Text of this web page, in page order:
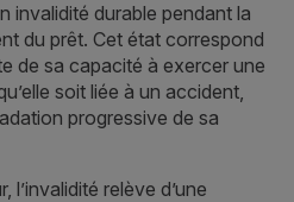
invalidité durable pendant la
du prêt. Cet état correspond
de sa capacité à exercer une
soit liée à un accident,
progressive de sa
l’invalidité relève d’une